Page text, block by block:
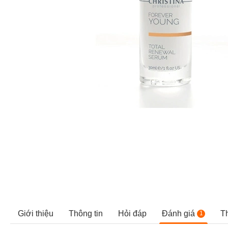
Giới thiệu Thông tin Hỏi đáp Đánh giá 1